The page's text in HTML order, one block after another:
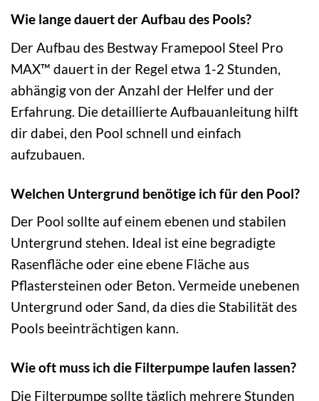
Wie lange dauert der Aufbau des Pools?
Der Aufbau des Bestway Framepool Steel Pro
MAX™ dauert in der Regel etwa 1-2 Stunden,
abhängig von der Anzahl der Helfer und der
Erfahrung. Die detaillierte Aufbauanleitung hilft
dir dabei, den Pool schnell und einfach
aufzubauen.
Welchen Untergrund benötige ich für den Pool?
Der Pool sollte auf einem ebenen und stabilen
Untergrund stehen. Ideal ist eine begradigte
Rasenfläche oder eine ebene Fläche aus
Pflastersteinen oder Beton. Vermeide unebenen
Untergrund oder Sand, da dies die Stabilität des
Pools beeinträchtigen kann.
Wie oft muss ich die Filterpumpe laufen lassen?
Die Filterpumpe sollte täglich mehrere Stunden